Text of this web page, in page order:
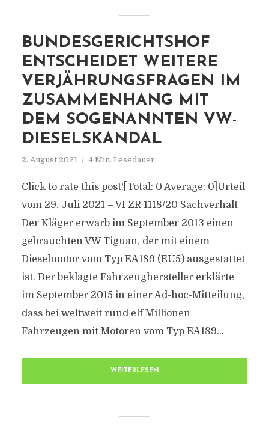
BUNDESGERICHTSHOF
ENTSCHEIDET WEITERE
VERJÄHRUNGSFRAGEN IM
ZUSAMMENHANG MIT
DEM SOGENANNTEN VW-
DIESELSKANDAL
2. August 2021 4 Min. Lesedauer
Click to rate this post![Total: 0 Average: 0]Urteil
vom 29. Juli 2021 – VI ZR 1118/20 Sachverhalt
Der Kläger erwarb im September 2013 einen
gebrauchten VW Tiguan, der mit einem
Dieselmotor vom Typ EA189 (EU5) ausgestattet
ist. Der beklagte Fahrzeughersteller erklärte
im September 2015 in einer Ad-hoc-Mitteilung,
dass bei weltweit rund elf Millionen
Fahrzeugen mit Motoren vom Typ EA189...
WEITERLESEN